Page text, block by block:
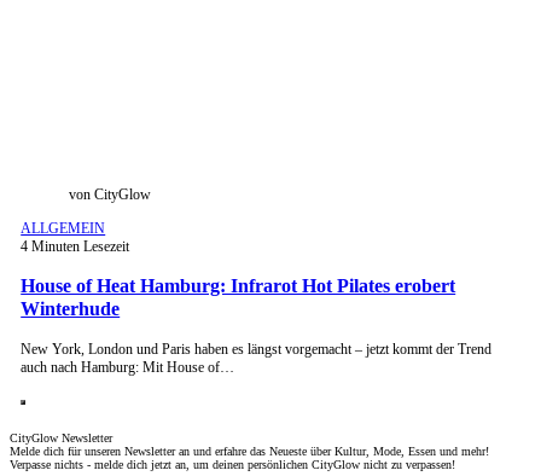
von CityGlow
ALLGEMEIN
4 Minuten Lesezeit
House of Heat Hamburg: Infrarot Hot Pilates erobert
Winterhude
New York, London und Paris haben es längst vorgemacht – jetzt kommt der Trend
auch nach Hamburg: Mit House of…
CityGlow Newsletter
Melde dich für unseren Newsletter an und erfahre das Neueste über Kultur, Mode, Essen und mehr!
Verpasse nichts - melde dich jetzt an, um deinen persönlichen CityGlow nicht zu verpassen!